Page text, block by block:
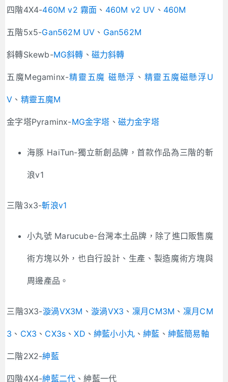
四階4X4-460M v2 霧面 、 460M v2 UV 、 460M
五階5x5-Gan562M UV 、 Gan562M
斜轉Skewb-MG斜轉 、 磁力斜轉
五魔Megaminx-精靈五魔 磁懸浮 、 精靈五魔磁懸浮U
V 、 精靈五魔M
金字塔Pyraminx-MG金字塔 、 磁力金字塔
海豚 HaiTun-獨立新創品牌，首款作品為三階的斬
浪v1
三階3x3-斬浪v1
小丸號 Marucube-台灣本土品牌，除了進口販售魔
術方塊以外，也自行設計、生產、製造魔術方塊與
周邊產品。
三階3X3-漩渦VX3M 、 漩渦VX3 、 凜月CM3M 、 凜月CM
3 、 CX3 、 CX3s 、XD 、紳藍小小丸 、紳藍 、 紳藍簡易軸
二階2X2-紳藍
四階4X4-紳藍二代 、紳藍一代